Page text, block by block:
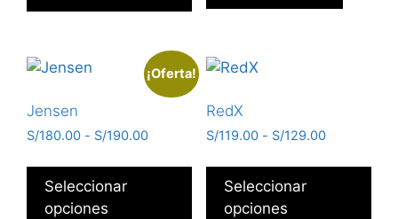
¡Oferta!
Jensen
S/180.00 - S/190.00
Seleccionar
opciones
RedX
S/119.00 - S/129.00
Seleccionar
opciones